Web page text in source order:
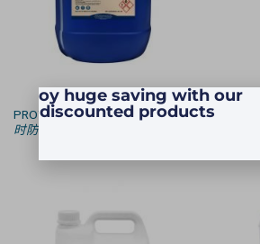
PROTOR WB PLUS— 0841 —临
时防腐蚀保护剂和清洁剂
VERTRO
Enjoy huge saving with our
discounted products